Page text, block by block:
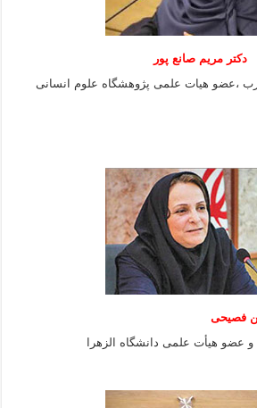
دکتر مریم صانع پور
،عضو هیات علمی پژوهشگاه علوم
انسانی
و عضو هیأت علمی دانشگاه الزهرا